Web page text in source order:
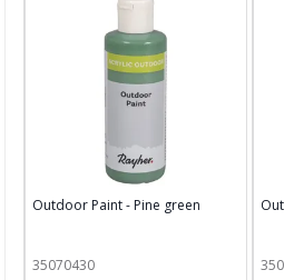
Outdoor Paint - Pine green
35070430